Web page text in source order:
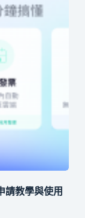
請教學與使用